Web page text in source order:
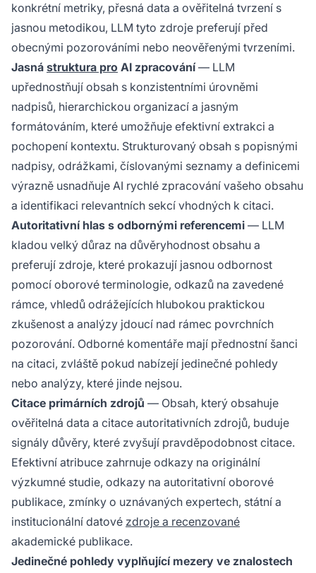
konkrétní metriky, přesná data a ověřitelná tvrzení s
jasnou metodikou, LLM tyto zdroje preferují před
obecnými pozorováními nebo neověřenými tvrzeními.
Jasná struktura pro AI zpracování— LLM
upřednostňují obsah s konzistentními úrovněmi
nadpisů, hierarchickou organizací a jasným
formátováním, které umožňuje efektivní extrakci a
pochopení kontextu. Strukturovaný obsah s popisnými
nadpisy, odrážkami, číslovanými seznamy a definicemi
výrazně usnadňuje AI rychlé zpracování vašeho obsahu
a identifikaci relevantních sekcí vhodných k citaci.
Autoritativní hlas s odbornými referencemi — LLM
kladou velký důraz na důvěryhodnost obsahu a
preferují zdroje, které prokazují jasnou odbornost
pomocí oborové terminologie, odkazů na zavedené
rámce, vhledů odrážejících hlubokou praktickou
zkušenost a analýzy jdoucí nad rámec povrchních
pozorování. Odborné komentáře mají přednostní šanci
na citaci, zvláště pokud nabízejí jedinečné pohledy
nebo analýzy, které jinde nejsou.
Citace primárních zdrojů — Obsah, který obsahuje
ověřitelná data a citace autoritativních zdrojů, buduje
signály důvěry, které zvyšují pravděpodobnost citace.
Efektivní atribuce zahrnuje odkazy na originální
výzkumné studie, odkazy na autoritativní oborové
publikace, zmínky o uznávaných expertech, státní a
institucionální datové zdroje a recenzované
akademické publikace.
Jedinečné pohledy vyplňující mezery ve znalostech